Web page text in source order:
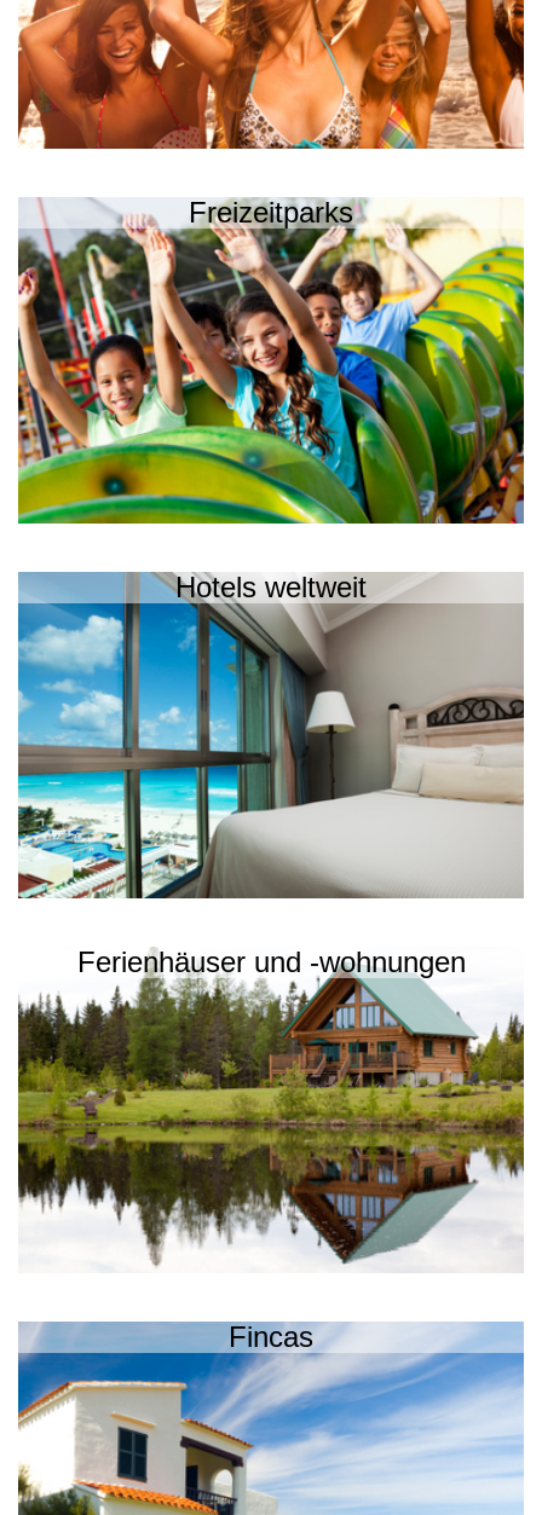
Freizeitparks
Hotels weltweit
Ferienhäuser und -wohnungen
Fincas